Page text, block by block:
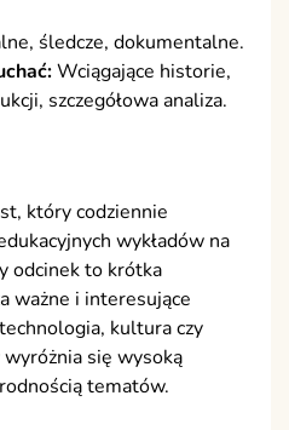
śledcze, dokumentalne.
Wciągające historie,
szczegółowa analiza.
który codziennie
wykładów na
odcinek to krótka
ważne i interesujące
kultura czy
się wysoką
tematów.